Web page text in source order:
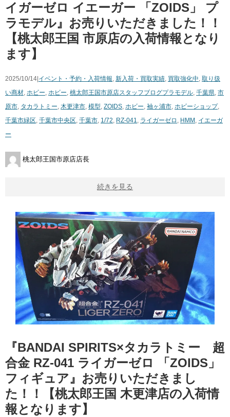
イガーゼロ イエーガー 「ZOIDS」 プ
ラモデル』お売りいただきました！！
【桃太郎王国 市原店の入荷情報となり
ます】
2025/10/14| イベント・予約・入荷情報, 新入荷・買取実績, 買取強化中, 取り扱
い商材, ホビー, ホビー, 桃太郎王国市原店スタッフブログプラモデル, 千葉県, 市
原市, タカラトミー, 木更津市, 模型, ZOIDS, ホビー, 袖ヶ浦市, ホビーショップ,
千葉市緑区, 千葉市中央区, 千葉市, 1/72, RZ-041, ライガーゼロ , HMM , イエーガ
ー
桃太郎王国市原店店長
続きを見る
『BANDAI SPIRITS×タカラトミー 超
合金 RZ-041 ライガーゼロ 「ZOIDS」
フィギュア』お売りいただきまし
た！！【桃太郎王国 木更津店の入荷情
報となります】